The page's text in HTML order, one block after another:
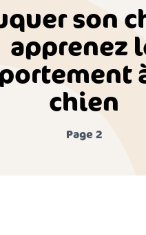
son
apprenez
chien
Page 2